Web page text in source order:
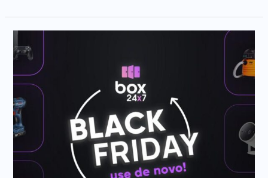
Friday
Box24x7:
Alugue
Agora
e
Ganhe